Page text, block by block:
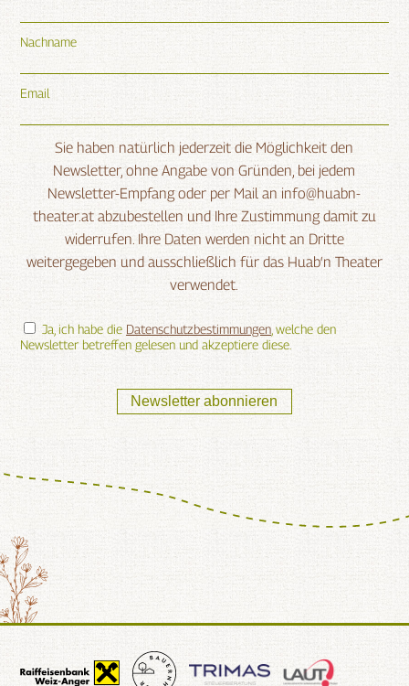
Nachname
Email
Sie haben natürlich jederzeit die Möglichkeit den
Newsletter, ohne Angabe von Gründen, bei jedem
Newsletter-Empfang oder per Mail an info@huabn-
theater.at abzubestellen und Ihre Zustimmung damit zu
widerrufen. Ihre Daten werden nicht an Dritte
weitergegeben und ausschließlich für das Huab‘n Theater
verwendet.
Ja, ich habe die Datenschutzbestimmungen , welche den
Newsletter betreffen gelesen und akzeptiere diese.